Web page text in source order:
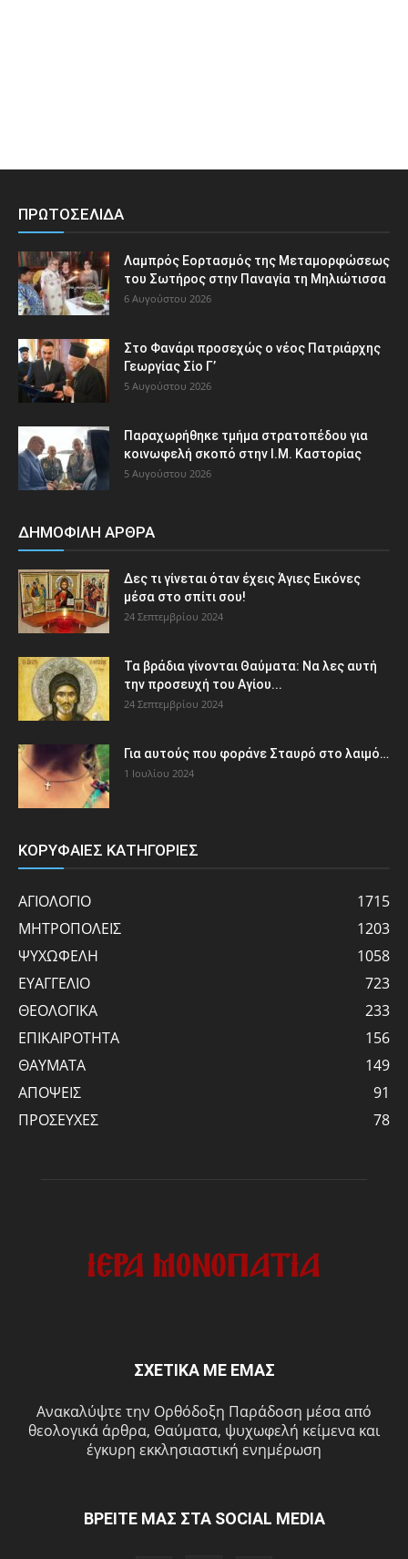
ΠΡΩΤΟΣΕΛΙΔΑ
Λαμπρός Εορτασμός της Μεταμορφώσεως
του Σωτήρος στην Παναγία τη Μηλιώτισσα
6 Αυγούστου 2026
Στο Φανάρι προσεχώς ο νέος Πατριάρχης
Γεωργίας Σίο Γ’
5 Αυγούστου 2026
Παραχωρήθηκε τμήμα στρατοπέδου για
κοινωφελή σκοπό στην Ι.Μ. Καστορίας
5 Αυγούστου 2026
ΔΗΜΟΦΙΛΗ ΑΡΘΡΑ
Δες τι γίνεται όταν έχεις Άγιες Εικόνες
μέσα στο σπίτι σου!
24 Σεπτεμβρίου 2024
Τα βράδια γίνονται Θαύματα: Να λες αυτή
την προσευχή του Αγίου...
24 Σεπτεμβρίου 2024
Για αυτούς που φοράνε Σταυρό στο λαιμό…
1 Ιουλίου 2024
ΚΟΡΥΦΑΙΕΣ ΚΑΤΗΓΟΡΙΕΣ
ΑΓΙΟΛΟΓΙΟ
1715
ΜΗΤΡΟΠΟΛΕΙΣ
1203
ΨΥΧΩΦΕΛΗ
1058
ΕΥΑΓΓΕΛΙΟ
723
ΘΕΟΛΟΓΙΚΑ
233
ΕΠΙΚΑΙΡΟΤΗΤΑ
156
ΘΑΥΜΑΤΑ
149
ΑΠΟΨΕΙΣ
91
ΠΡΟΣΕΥΧΕΣ
78
ΣΧΕΤΙΚΑ ΜΕ ΕΜΑΣ
Ανακαλύψτε την Ορθόδοξη Παράδοση μέσα από
θεολογικά άρθρα, Θαύματα, ψυχωφελή κείμενα και
έγκυρη εκκλησιαστική ενημέρωση
ΒΡΕΙΤΕ ΜΑΣ ΣΤΑ SOCIAL MEDIA